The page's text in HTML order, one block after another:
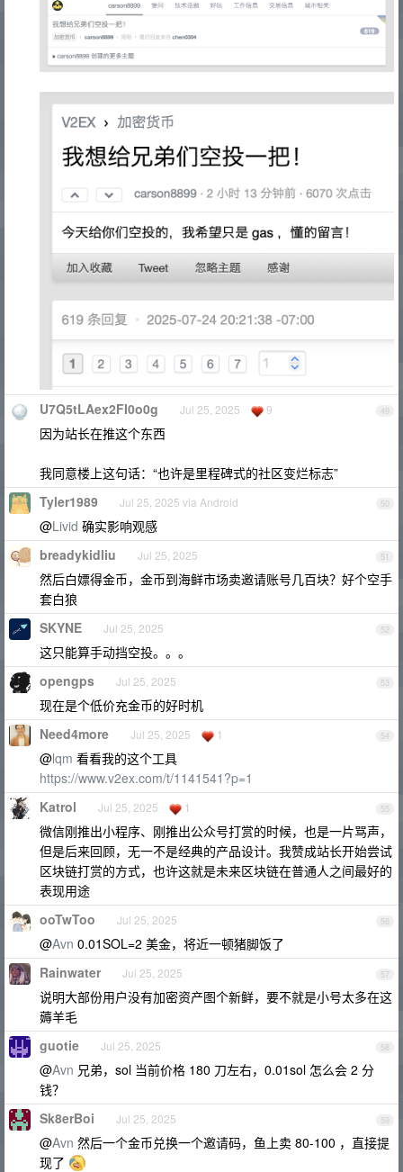
49
U7Q5tLAex2FI0o0g Jul 25, 2025 9
因为站长在推这个东西
我同意楼上这句话：“也许是里程碑式的社区变烂标志”
50
Tyler1989 Jul 25, 2025 via Android
@Livid 确实影响观感
51
breadykidliu Jul 25, 2025
然后白嫖得金币，金币到海鲜市场卖邀请账号几百块？好个空手
套白狼
52
SKYNE Jul 25, 2025
这只能算手动挡空投。。。
53
opengps Jul 25, 2025
现在是个低价充金币的好时机
54
Need4more Jul 25, 2025 1
@lqm 看看我的这个工具
https://www.v2ex.com/t/1141541?p=1
55
Katrol Jul 25, 2025 1
微信刚推出小程序、刚推出公众号打赏的时候，也是一片骂声，
但是后来回顾，无一不是经典的产品设计。我赞成站长开始尝试
区块链打赏的方式，也许这就是未来区块链在普通人之间最好的
表现用途
56
ooTwToo Jul 25, 2025
@Avn 0.01SOL=2 美金，将近一顿猪脚饭了
57
Rainwater Jul 25, 2025
说明大部份用户没有加密资产图个新鲜，要不就是小号太多在这
薅羊毛
58
guotie Jul 25, 2025
@Avn 兄弟，sol 当前价格 180 刀左右，0.01sol 怎么会 2 分
钱？
59
Sk8erBoi Jul 25, 2025
@Avn 然后一个金币兑换一个邀请码，鱼上卖 80-100 ，直接提
现了